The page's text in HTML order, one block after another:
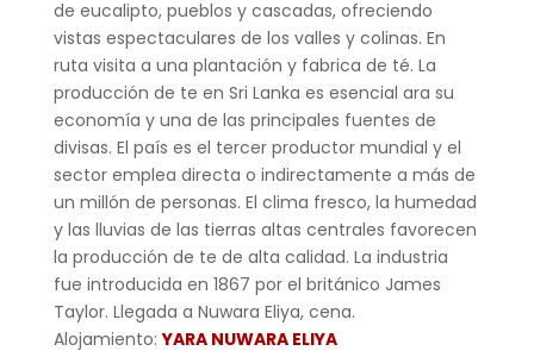
de eucalipto, pueblos y cascadas, ofreciendo
vistas espectaculares de los valles y colinas. En
ruta visita a una plantación y fabrica de té. La
producción de te en Sri Lanka es esencial ara su
economía y una de las principales fuentes de
divisas. El país es el tercer productor mundial y el
sector emplea directa o indirectamente a más de
un millón de personas. El clima fresco, la humedad
y las lluvias de las tierras altas centrales favorecen
la producción de te de alta calidad. La industria
fue introducida en 1867 por el británico James
Taylor. Llegada a Nuwara Eliya, cena.
Alojamiento:YARA NUWARA ELIYA